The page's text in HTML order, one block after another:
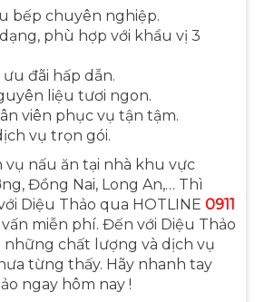
bếp chuyên nghiệp.
phù hợp với khẩu vị 3
ưu đãi hấp dẫn.
liệu tươi ngon.
viên phục vụ tận tậm.
vụ trọn gói.
vụ nấu ăn tại nhà khu vực
Đồng Nai, Long An,… Thì
Diệu Thảo qua HOTLINE 0911
miễn phí. Đến với Diệu Thảo
những chất lượng và dịch vụ
từng thấy. Hãy nhanh tay
ngay hôm nay !